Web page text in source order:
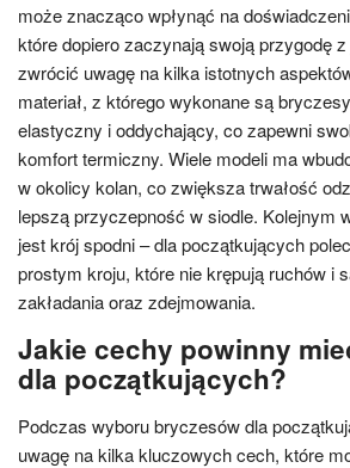
może znacząco wpłynąć na
które dopiero zaczynają swoją przygodę
zwrócić uwagę na kilka istotnych
materiał, z którego wykonane są
elastyczny i oddychający, co zapewni
komfort termiczny. Wiele modeli ma
w okolicy kolan, co zwiększa trwałość
lepszą przyczepność w siodle. Kolejnym
jest krój spodni – dla początkujących
prostym kroju, które nie krępują ruchów i
zakładania oraz zdejmowania.
Jakie cechy powinny
dla początkujących?
Podczas wyboru bryczesów dla
uwagę na kilka kluczowych cech, które